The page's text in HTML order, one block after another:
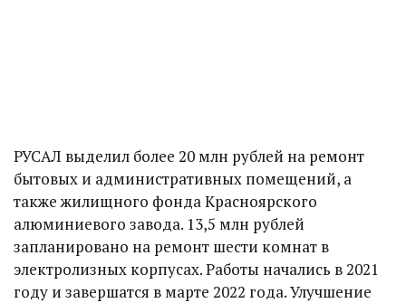
РУСАЛ выделил более 20 млн рублей на ремонт
бытовых и административных помещений, а
также жилищного фонда Красноярского
алюминиевого завода. 13,5 млн рублей
запланировано на ремонт шести комнат в
электролизных корпусах. Работы начались в 2021
году и завершатся в марте 2022 года. Улучшение